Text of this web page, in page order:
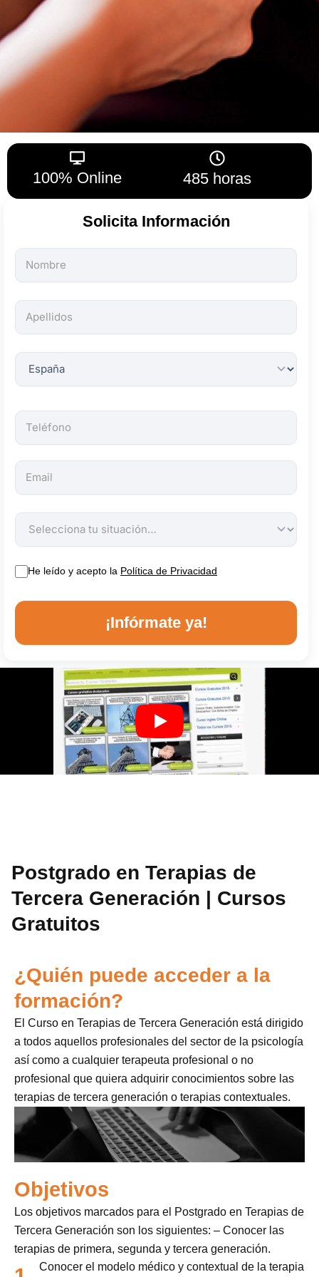
100% Online 485 horas
Solicita Información
Todos
los
son
obligatorios.
He leído y acepto la Política de Privacidad
¡Infórmate ya!
Postgrado en Terapias de
Tercera Generación | Cursos
Gratuitos
¿Quién puede acceder a la
formación?
El Curso en Terapias de Tercera Generación está dirigido
a todos aquellos profesionales del sector de la psicología
así como a cualquier terapeuta profesional o no
profesional que quiera adquirir conocimientos sobre las
terapias de tercera generación o terapias contextuales.
Objetivos
Los objetivos marcados para el Postgrado en Terapias de
Tercera Generación son los siguientes: – Conocer las
terapias de primera, segunda y tercera generación.
Conocer el modelo médico y contextual de la terapia